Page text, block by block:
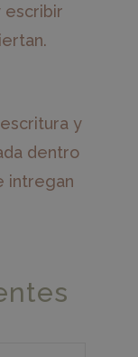
escribir
y
dentro
intregan